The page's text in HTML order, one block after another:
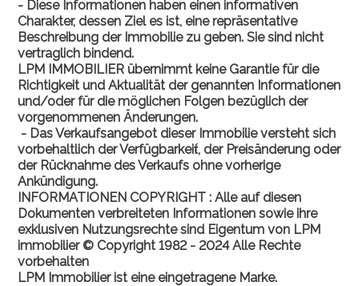
- Diese Informationen haben einen informativen
Charakter, dessen Ziel es ist, eine repräsentative
Beschreibung der Immobilie zu geben. Sie sind nicht
vertraglich bindend.
LPM IMMOBILIER übernimmt keine Garantie für die
Richtigkeit und Aktualität der genannten Informationen
und/oder für die möglichen Folgen bezüglich der
vorgenommenen Änderungen.
- Das Verkaufsangebot dieser Immobilie versteht sich
vorbehaltlich der Verfügbarkeit́, der Preisänderung oder
der Rücknahme des Verkaufs ohne vorherige
Ankündigung.
INFORMATIONEN COPYRIGHT : Alle auf diesen
Dokumenten verbreiteten Informationen sowie ihre
exklusiven Nutzungsrechte sind Eigentum von LPM
immobilier © Copyright 1982 - 2024 Alle Rechte
vorbehalten
LPM Immobilier ist eine eingetragene Marke.